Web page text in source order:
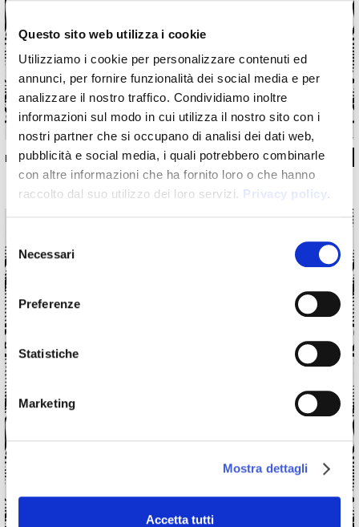
Questo sito web utilizza i cookie
Utilizziamo i cookie per personalizzare contenuti ed
annunci, per fornire funzionalità dei social media e per
analizzare il nostro traffico. Condividiamo inoltre
informazioni sul modo in cui utilizza il nostro sito con i
nostri partner che si occupano di analisi dei dati web,
pubblicità e social media, i quali potrebbero combinarle
con altre informazioni che ha fornito loro o che hanno
raccolto dal suo utilizzo dei loro servizi. Privacy policy.
del
consenso
Necessari
Preferenze
Statistiche
Marketing
Mostra dettagli
Accetta tutti
INKKA1301